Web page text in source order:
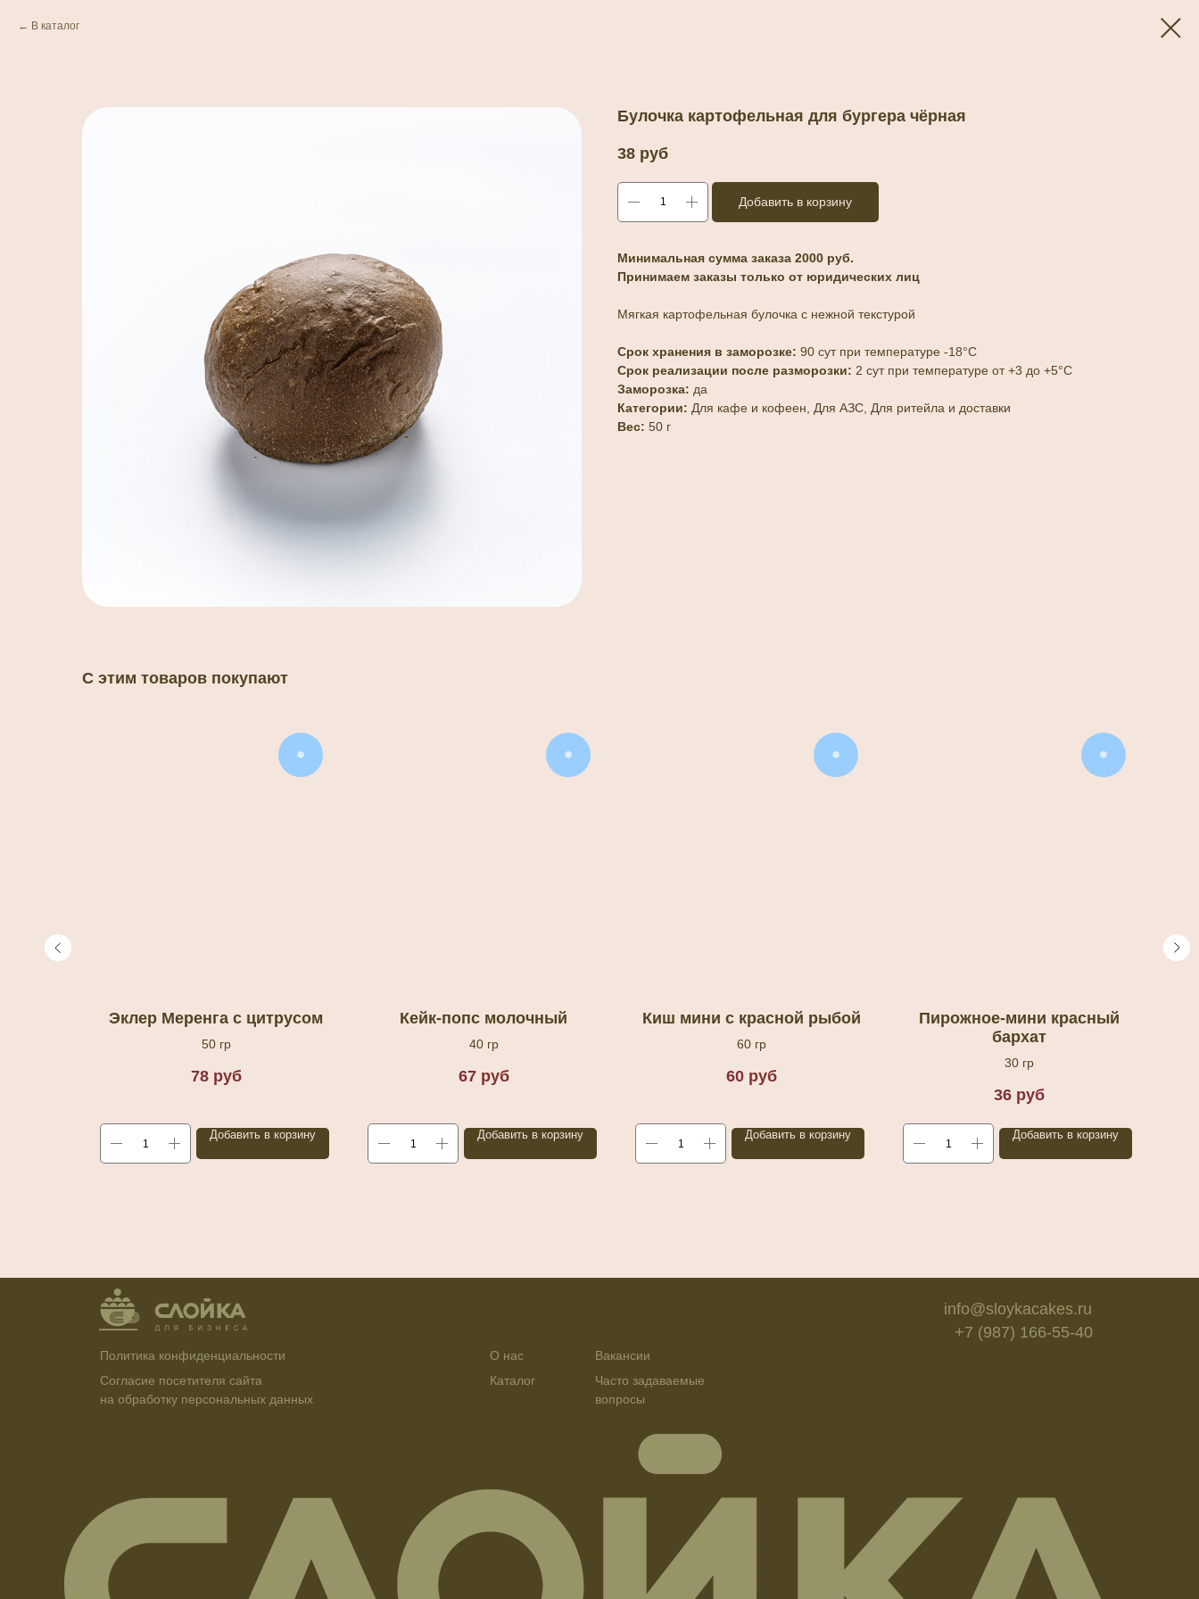
В каталог
Булочка картофельная для бургера чёрная
38 руб
Добавить в корзину
Минимальная сумма заказа 2000 руб.
Принимаем заказы только от юридических лиц
Мягкая картофельная булочка с нежной текстурой
Срок хранения в заморозке: 90 сут при температуре -18°С
Срок реализации после разморозки: 2 сут при температуре от +3 до +5°С
Заморозка: да
Категории: Для кафе и кофеен, Для АЗС, Для ритейла и доставки
Вес: 50 г
С этим товаров покупают
❅
Эклер Меренга с цитрусом
50 гр
78 руб
Добавить в корзину
❅
Кейк-попс молочный
40 гр
67 руб
Добавить в корзину
❅
Киш мини с красной рыбой
60 гр
60 руб
Добавить в корзину
❅
Пирожное-мини красный
бархат
30 гр
36 руб
Добавить в корзину
О нас
Каталог
Вакансии
Часто задаваемые
вопросы
Политика конфиденциальности
Согласие посетителя сайта
на обработку персональных данных
+7 (987) 166-55-40
info@sloykacakes.ru